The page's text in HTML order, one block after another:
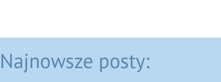
Najnowsze posty: